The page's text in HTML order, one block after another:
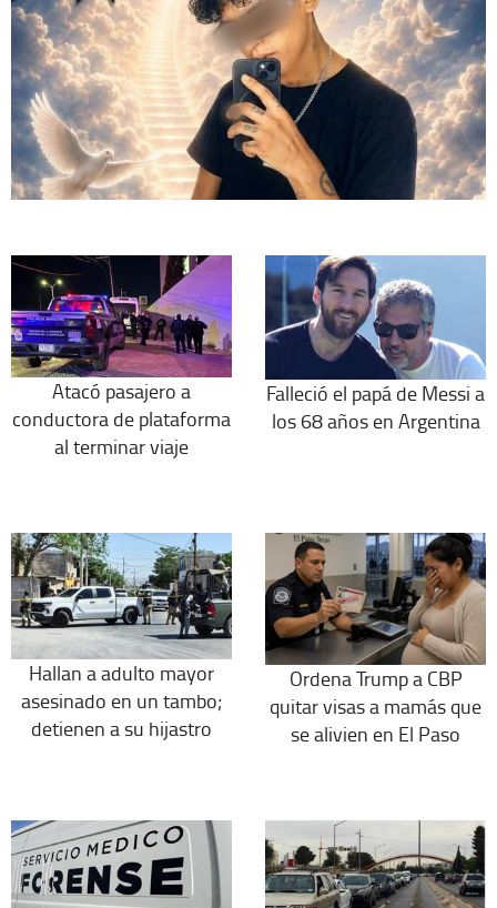
Atacó pasajero a
conductora de plataforma
al terminar viaje
Falleció el papá de Messi a
los 68 años en Argentina
Hallan a adulto mayor
asesinado en un tambo;
detienen a su hijastro
Ordena Trump a CBP
quitar visas a mamás que
se alivien en El Paso